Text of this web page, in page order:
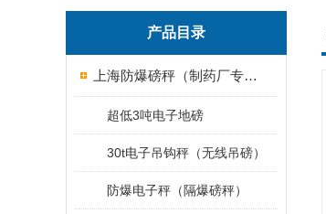
产品目录
上海防爆磅秤（制药厂专用）
超低3吨电子地磅
30t电子吊钩秤（无线吊磅）
防爆电子秤（隔爆磅秤）